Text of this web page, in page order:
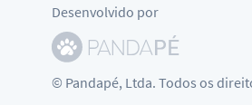
Desenvolvido por
© Pandapé, Ltda. Todos os